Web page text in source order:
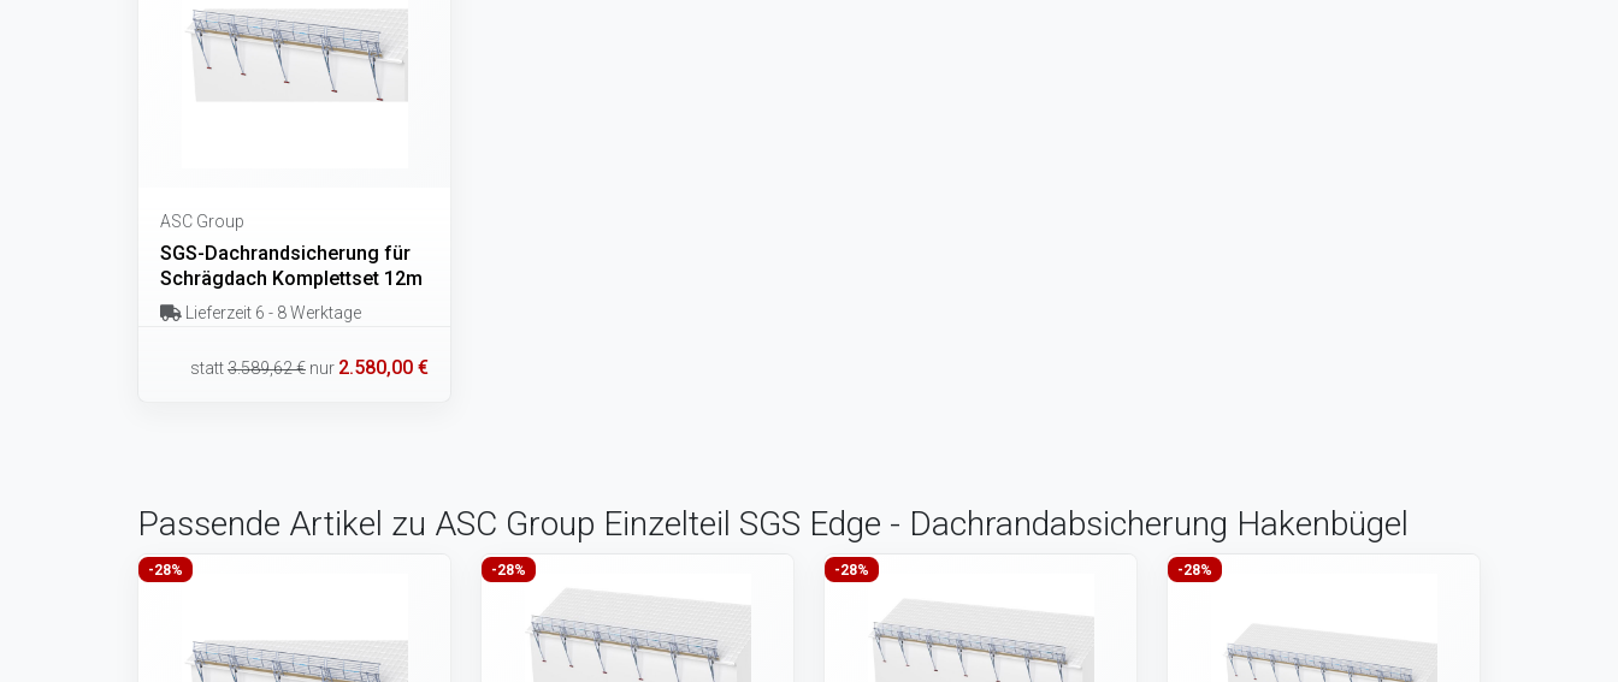
ASC Group
SGS-Dachrandsicherung für
Schrägdach Komplettset 12m
Lieferzeit 6 - 8 Werktage
statt3.589,62 € nur 2.580,00 €
Passende Artikel zu ASC Group Einzelteil SGS Edge - Dachrandabsicherung Hakenbügel
-28% -28% -28% -28%